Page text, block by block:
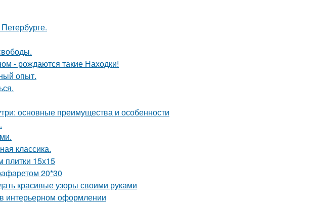
- рождаются такие Находки!
опыт.
основные преимущества и особенности
классика.
плитки 15х15
20*30
красивые узоры своими руками
интерьерном оформлении